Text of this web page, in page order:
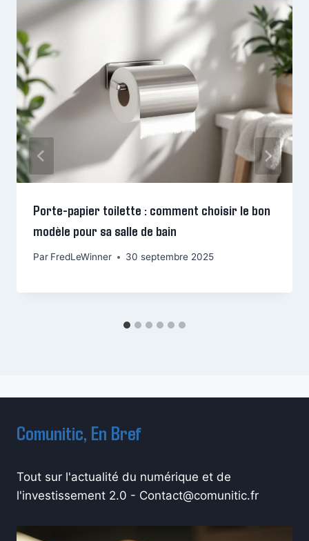
Porte-papier toilette : comment choisir le bon
modèle pour sa salle de bain
Par FredLeWinner 30 septembre 2025
Comunitic, En Bref
Tout sur l'actualité du numérique et de
l'investissement 2.0 - Contact@comunitic.fr